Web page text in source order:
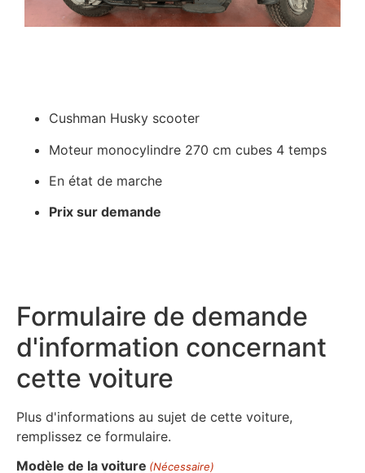
Cushman Husky scooter
Moteur monocylindre 270 cm cubes 4 temps
En état de marche
Prix sur demande
Formulaire de demande
d'information concernant
cette voiture
Plus d'informations au sujet de cette voiture,
remplissez ce formulaire.
Modèle de la voiture (Nécessaire)